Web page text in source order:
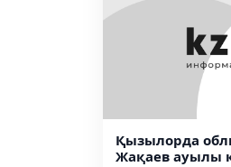
Қызылорда
Жақаев ауылы